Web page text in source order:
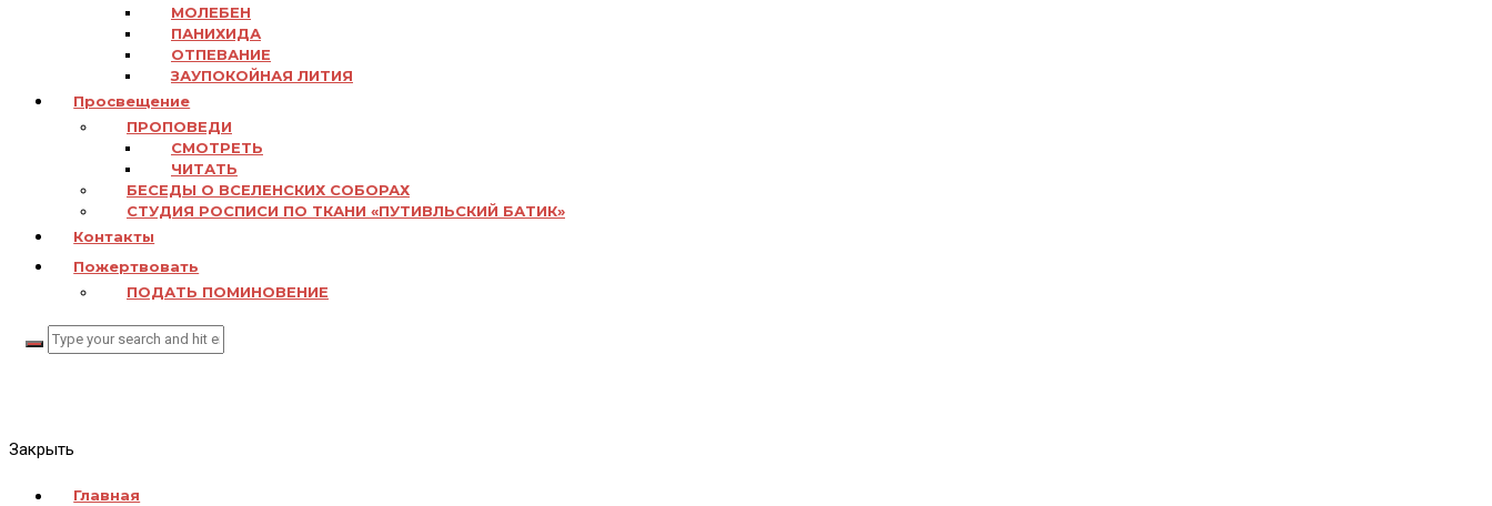
МОЛЕБЕН
ПАНИХИДА
ОТПЕВАНИЕ
ЗАУПОКОЙНАЯ ЛИТИЯ
Просвещение
ПРОПОВЕДИ
СМОТРЕТЬ
ЧИТАТЬ
БЕСЕДЫ О ВСЕЛЕНСКИХ СОБОРАХ
СТУДИЯ РОСПИСИ ПО ТКАНИ «ПУТИВЛЬСКИЙ БАТИК»
Контакты
Пожертвовать
ПОДАТЬ ПОМИНОВЕНИЕ
Закрыть
Главная